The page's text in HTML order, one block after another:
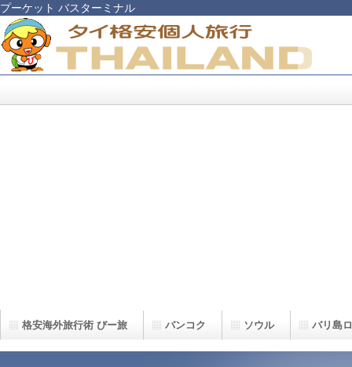
プーケット バスターミナル
格安海外旅行術 びー旅 バンコク ソウル バリ島